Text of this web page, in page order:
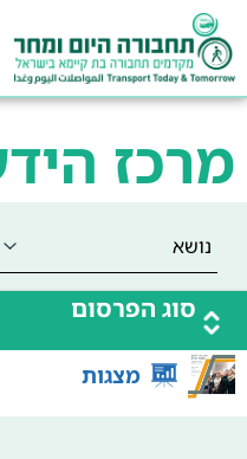
מרכז
סוג הפרסום
מצגות